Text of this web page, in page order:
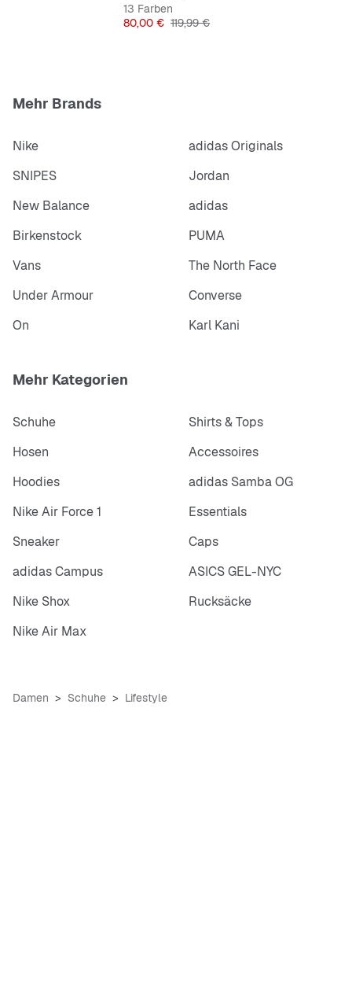
13 Farben
Preis
80,00 € Originalpreis
119,99 €
Mehr Brands
Nike
adidas Originals
SNIPES
Jordan
New Balance
adidas
Birkenstock
PUMA
Vans
The North Face
Under Armour
Converse
On
Karl Kani
Mehr Kategorien
Schuhe
Shirts & Tops
Hosen
Accessoires
Hoodies
adidas Samba OG
Nike Air Force 1
Essentials
Sneaker
Caps
adidas Campus
ASICS GEL-NYC
Nike Shox
Rucksäcke
Nike Air Max
Damen Schuhe Lifestyle